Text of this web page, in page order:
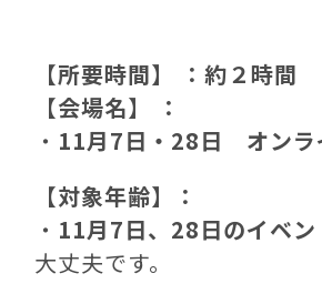
【所要時間】 ：約２時間
【会場名】 ：
・ 11月7日・28日 オンラ
【対象年齢】：
・ 11月7日、28日のイベ
大丈夫です。